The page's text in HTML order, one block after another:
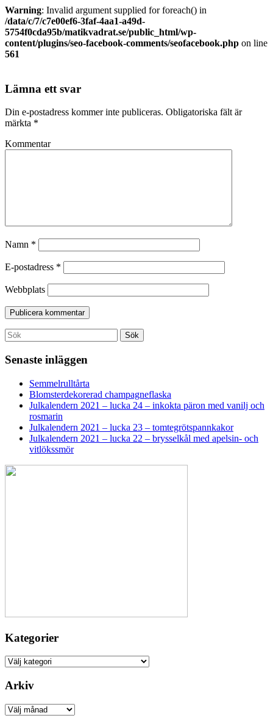
Warning: Invalid argument supplied for foreach() in
/data/c/7/c7e00ef6-3faf-4aa1-a49d-
5754f0cda95b/matikvadrat.se/public_html/wp-
content/plugins/seo-facebook-comments/seofacebook.php on line
561
Lämna ett svar
Din e-postadress kommer inte publiceras. Obligatoriska fält är
märkta *
Kommentar
Namn *
E-postadress *
Webbplats
Search
for:
Sök
Senaste inläggen
Semmelrulltårta
Blomsterdekorerad champagneflaska
Julkalendern 2021 – lucka 24 – inkokta päron med vanilj och
rosmarin
Julkalendern 2021 – lucka 23 – tomtegrötspannkakor
Julkalendern 2021 – lucka 22 – brysselkål med apelsin- och
vitlökssmör
Kategorier
Kategorier
Arkiv
Arkiv